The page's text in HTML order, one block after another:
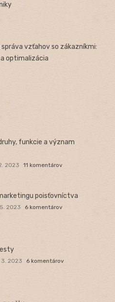
správa vzťahov so zákazníkmi:
optimalizácia
funkcie a význam
2023 11 komentárov
poisťovníctva
5. 2023 6 komentárov
3. 2023 6 komentárov